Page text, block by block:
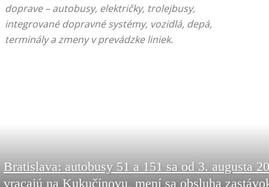
doprave – autobusy, električky, trolejbusy,
integrované dopravné systémy, vozidlá, depá,
terminály a zmeny v prevádzke liniek.
Bratislava: autobusy 51 a 151 sa od 3. augusta
vracajú na Kukučínovu, mení sa obsluha